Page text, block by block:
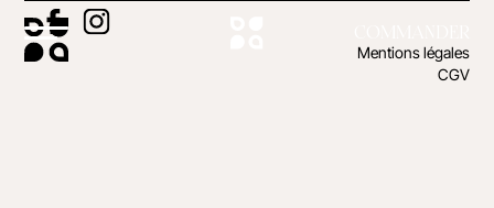
Mentions légales
CGV